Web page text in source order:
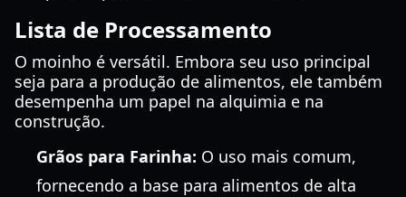
Lista de Processamento
O moinho é versátil. Embora seu uso principal
seja para a produção de alimentos, ele também
desempenha um papel na alquimia e na
construção.
Grãos para Farinha: O uso mais comum,
fornecendo a base para alimentos de alta